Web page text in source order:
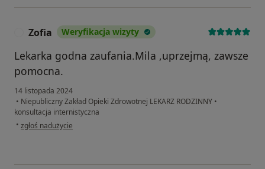
Zofia Weryfikacja wizyty
Lekarka godna zaufania.Mila ,uprzejmą, zawsze
pomocna.
14 listopada 2024
• Niepubliczny Zakład Opieki Zdrowotnej LEKARZ RODZINNY •
konsultacja internistyczna
• w opinii użytkownika Zofia
zgłoś nadużycie